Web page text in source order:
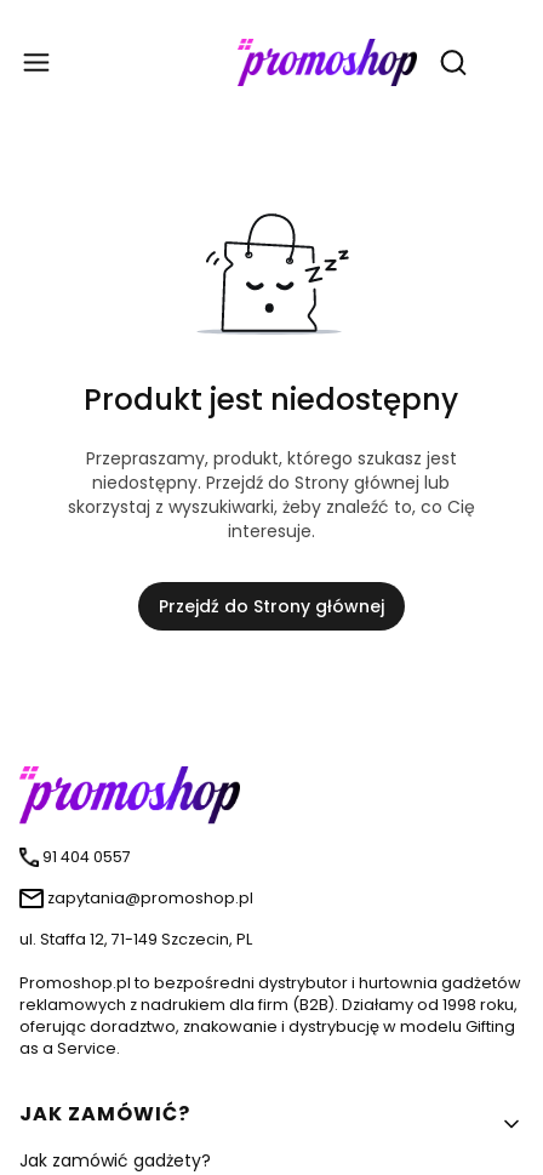
Otwórz
Produkt jest niedostępny
Przepraszamy, produkt, którego szukasz jest
niedostępny. Przejdź do Strony głównej lub
skorzystaj z wyszukiwarki, żeby znaleźć to, co Cię
interesuje.
Przejdź do Strony głównej
91 404 0557
zapytania@promoshop.pl
ul. Staffa 12, 71-149 Szczecin, PL
Promoshop.pl to bezpośredni dystrybutor i hurtownia gadżetów
reklamowych z nadrukiem dla firm (B2B). Działamy od 1998 roku,
oferując doradztwo, znakowanie i dystrybucję w modelu Gifting
as a Service.
Linki w stopce
JAK ZAMÓWIĆ?
Jak zamówić gadżety?